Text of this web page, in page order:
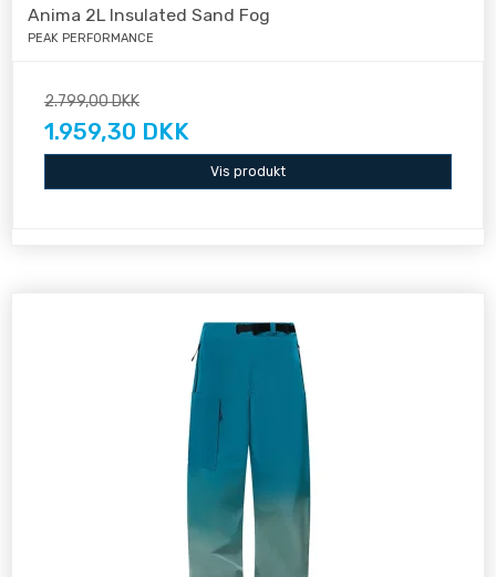
Anima 2L Insulated Sand Fog
PEAK PERFORMANCE
2.799,00 DKK
1.959,30 DKK
Vis produkt